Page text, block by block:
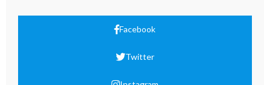
Facebook
Twitter